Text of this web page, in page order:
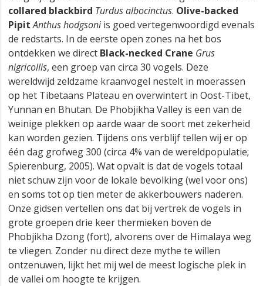
collared blackbird Turdus albocinctus. Olive-backed
Pipit Anthus hodgsoniis goed vertegenwoordigd evenals
de redstarts. In de eerste open zones na het bos
ontdekken we direct Black-necked Crane Grus
nigricollis, een groep van circa 30 vogels. Deze
wereldwijd zeldzame kraanvogel nestelt in moerassen
op het Tibetaans Plateau en overwintert in Oost-Tibet,
Yunnan en Bhutan. De Phobjikha Valley is een van de
weinige plekken op aarde waar de soort met zekerheid
kan worden gezien. Tijdens ons verblijf tellen wij er op
één dag grofweg 300 (circa 4% van de wereldpopulatie;
Spierenburg, 2005). Wat opvalt is dat de vogels totaal
niet schuw zijn voor de lokale bevolking (wel voor ons)
en soms tot op tien meter de akkerbouwers naderen.
Onze gidsen vertellen ons dat bij vertrek de vogels in
grote groepen drie keer thermieken boven de
Phobjikha Dzong (fort), alvorens over de Himalaya weg
te vliegen. Zonder nu direct deze mythe te willen
ontzenuwen, lijkt het mij wel de meest logische plek in
de vallei om hoogte te krijgen.